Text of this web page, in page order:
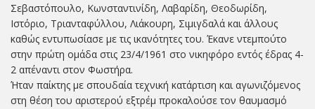
Σεβαστόπουλο, Κωνσταντινίδη, Λαβαρίδη, Θεοδωρίδη,
Ιστόριο, Τριανταφύλλου, Λιάκουρη, Σιμιγδαλά και άλλους
καθώς εντυπωσίασε με τις ικανότητες του. Έκανε ντεμπούτο
στην πρώτη ομάδα στις 23/4/1961 στο νικηφόρο εντός έδρας 4-
2 απέναντι στον Φωστήρα.
Ήταν παίκτης με σπουδαία τεχνική κατάρτιση και αγωνιζόμενος
στη θέση του αριστερού εξτρέμ προκαλούσε τον θαυμασμό